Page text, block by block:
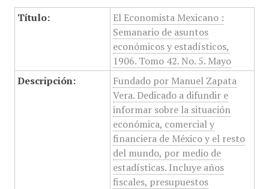
Título:
El Economista Mexicano :
Semanario de asuntos
económicos y estadísticos,
1906. Tomo 42. No. 5. Mayo
Descripción:
Fundado por Manuel Zapata
Vera. Dedicado a difundir e
informar sobre la situación
económica, comercial y
financiera de México y el resto
del mundo, por medio de
estadísticas. Incluye años
fiscales, presupuestos